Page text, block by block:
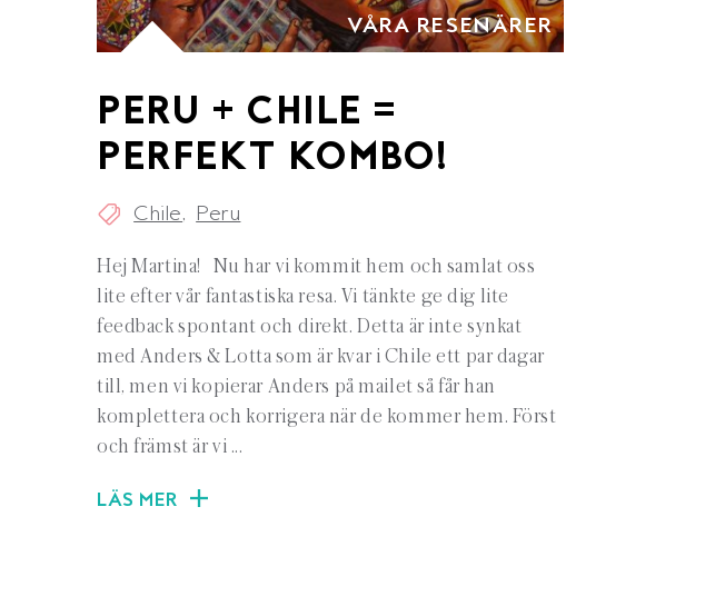
VÅRA RESENÄRER
PERU + CHILE =
PERFEKT KOMBO!
Chile, Peru
Hej Martina! Nu har vi kommit hem och samlat oss
lite efter vår fantastiska resa. Vi tänkte ge dig lite
feedback spontant och direkt. Detta är inte synkat
med Anders & Lotta som är kvar i Chile ett par dagar
till, men vi kopierar Anders på mailet så får han
komplettera och korrigera när de kommer hem. Först
och främst är vi ...
LÄS MER